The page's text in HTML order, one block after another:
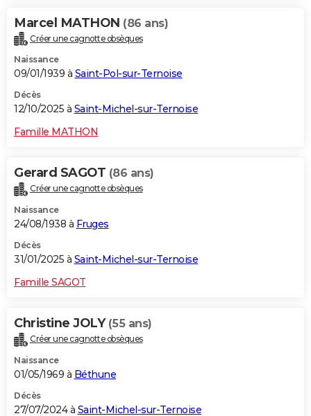
Marcel MATHON (86 ans)
Créer une cagnotte obsèques
Naissance
09/01/1939 à Saint-Pol-sur-Ternoise
Décès
12/10/2025 à Saint-Michel-sur-Ternoise
Famille MATHON
Gerard SAGOT (86 ans)
Créer une cagnotte obsèques
Naissance
24/08/1938 à Fruges
Décès
31/01/2025 à Saint-Michel-sur-Ternoise
Famille SAGOT
Christine JOLY (55 ans)
Créer une cagnotte obsèques
Naissance
01/05/1969 à Béthune
Décès
27/07/2024 à Saint-Michel-sur-Ternoise